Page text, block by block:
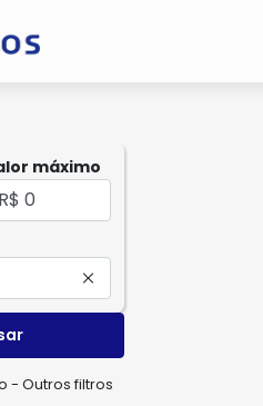
máximo
- Outros filtros